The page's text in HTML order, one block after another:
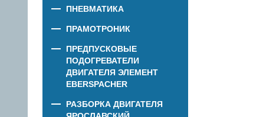
ПНЕВМАТИКА
ПРАМОТРОНИК
ПРЕДПУСКОВЫЕ
ПОДОГРЕВАТЕЛИ
ДВИГАТЕЛЯ ЭЛЕМЕНТ
EBERSPACHER
РАЗБОРКА ДВИГАТЕЛЯ